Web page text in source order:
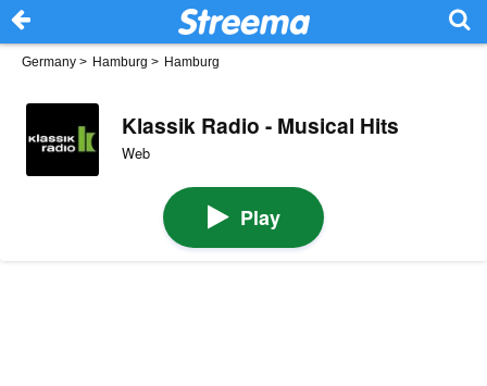
Germany > Hamburg > Hamburg
Klassik Radio - Musical Hits
Web
Play